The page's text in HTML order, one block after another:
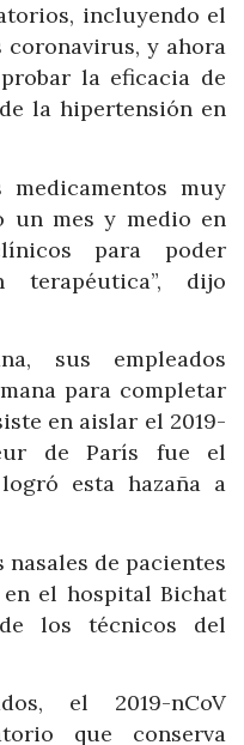
incluyendo el
coronavirus, y ahora
la eficacia de
la hipertensión en
medicamentos muy
un mes y medio en
para poder
terapéutica”, dijo
sus empleados
para completar
en aislar el 2019-
de París fue el
esta hazaña a
nasales de pacientes
el hospital Bichat
los técnicos del
el 2019-nCoV
que conserva